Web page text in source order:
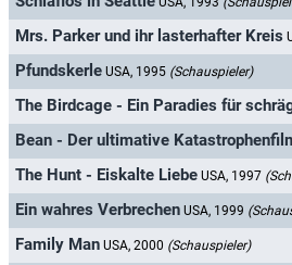
Mrs. Parker und ihr lasterhafter Kreis
Pfundskerle USA, 1995 (Schauspieler)
The Birdcage - Ein Paradies für
Bean - Der ultimative
The Hunt - Eiskalte Liebe USA, 1997
Ein wahres Verbrechen USA, 1999
Family Man USA, 2000 (Schauspieler)